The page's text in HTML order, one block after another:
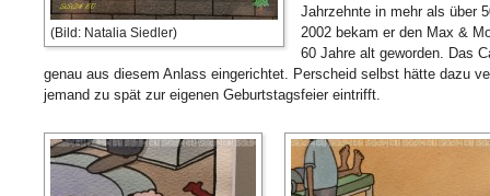
(Bild: Natalia Siedler)
Jahrzehnte in mehr als über
2002 bekam er den Max &
60 Jahre alt geworden. Das
genau aus diesem Anlass eingerichtet. Perscheid selbst hätte dazu
jemand zu spät zur eigenen Geburtstagsfeier eintrifft.